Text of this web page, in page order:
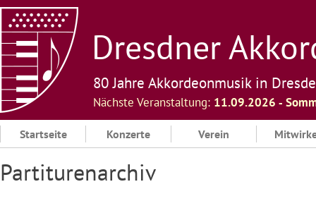
Skip
to
content
Dresdner
80 Jahre Akkordeonmusik in
Nächste Veranstaltung: 11.09.2026 ‐
Startseite Konzerte Verein
Partiturenarchiv